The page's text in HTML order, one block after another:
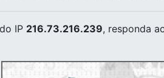
do IP 216.73.216.239, responda